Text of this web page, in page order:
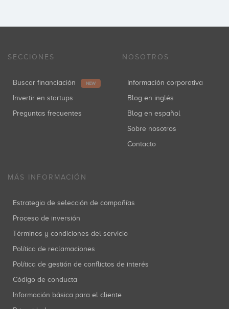
SECCIONES
Buscar financiación NEW
Invertir en startups
Preguntas frecuentes
NOSOTROS
Información corporativa
Blog en inglés
Blog en español
Sobre nosotros
Contacto
MÁS INFORMACIÓN
Estrategia de selección de compañías
Proceso de inversión
Términos y condiciones del servicio
Política de reclamaciones
Política de gestión de conflictos de interés
Código de conducta
Información básica para el cliente